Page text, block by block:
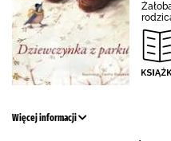
Więcej informacji